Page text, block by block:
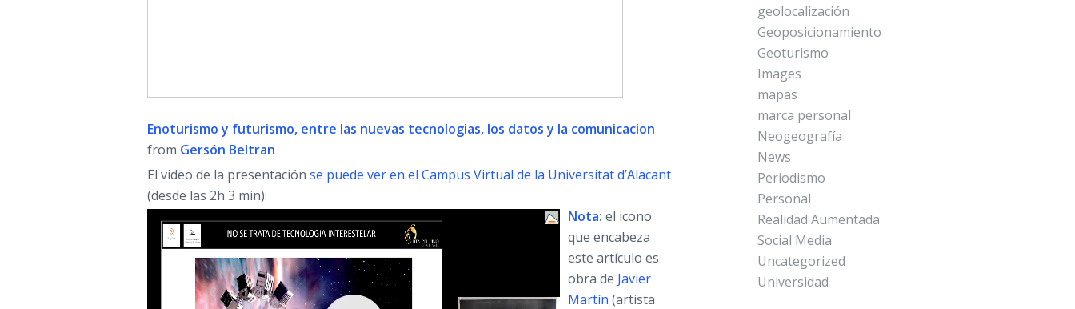
Enoturismo y futurismo, entre las nuevas tecnologias, los datos y la comunicacion
from Gersón Beltran
El video de la presentaciónse puede ver en el Campus Virtual de la Universitat d’Alacant
(desde las 2h 3 min):
Nota: el icono
que encabeza
este artículo es
obra de Javier
Martín (artista
geolocalización
Geoposicionamiento
Geoturismo
Images
mapas
marca personal
Neogeografía
News
Periodismo
Personal
Realidad Aumentada
Social Media
Uncategorized
Universidad